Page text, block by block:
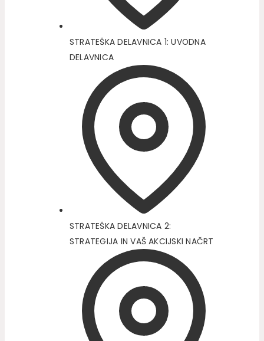
STRATEŠKA DELAVNICA 1: UVODNA
DELAVNICA
STRATEŠKA DELAVNICA 2:
STRATEGIJA IN VAŠ AKCIJSKI NAČRT